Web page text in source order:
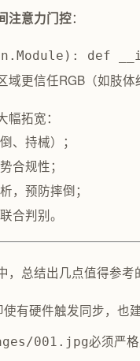
注意力门控：
def
域更信任RGB（如肢
拓宽：
、持械）；
合规性；
，预防摔倒；
合判别。
，总结出几点值得参考
使有硬件触发同步，也
001.jpg必须严